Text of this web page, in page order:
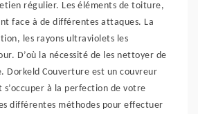
régulier. Les éléments de toiture,
face à de différentes attaques. La
les rayons ultraviolets les
D’où la nécessité de les nettoyer de
Dorkeld Couverture est un couvreur
à la perfection de votre
différentes méthodes pour effectuer